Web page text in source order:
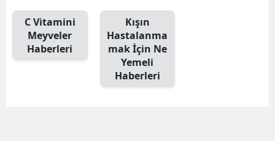
C Vitamini
Meyveler
Haberleri
Kışın
Hastalanma
mak İçin Ne
Yemeli
Haberleri